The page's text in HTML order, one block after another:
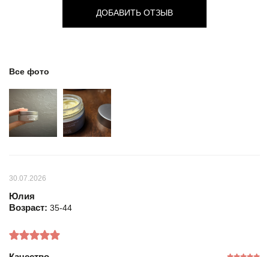
ДОБАВИТЬ ОТЗЫВ
Все фото
30.07.2026
Юлия
Возраст: 35-44